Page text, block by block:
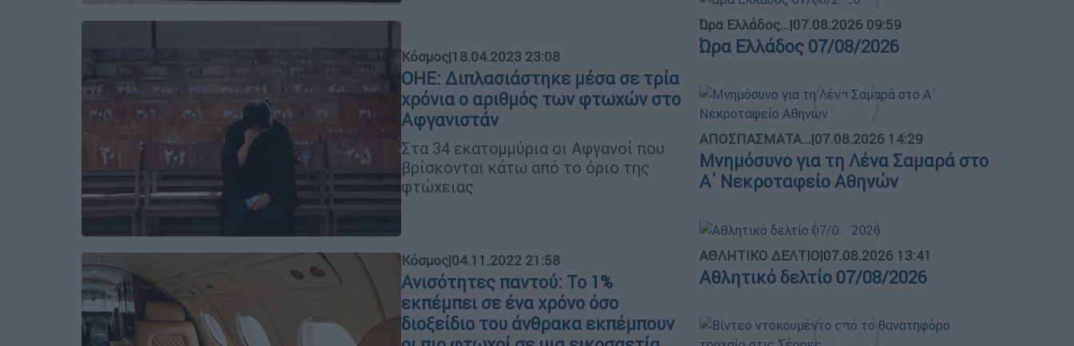
Κόσμος|18.04.2023 23:08
ΟΗΕ: Διπλασιάστηκε μέσα σε τρία
χρόνια ο αριθμός των φτωχών στο
Αφγανιστάν
Στα 34 εκατομμύρια οι Αφγανοί που
βρίσκονται κάτω από το όριο της
φτώχειας
Κόσμος|04.11.2022 21:58
Ανισότητες παντού: Το 1%
εκπέμπει σε ένα χρόνο όσο
διοξείδιο του άνθρακα εκπέμπουν
Ώρα Ελλάδος...|07.08.2026 09:59
Ώρα Ελλάδος 07/08/2026
ΑΠΟΣΠΑΣΜΑΤΑ...|07.08.2026 14:29
Μνημόσυνο για τη Λένα Σαμαρά στο
Α΄ Νεκροταφείο Αθηνών
ΑΘΛΗΤΙΚΟ ΔΕΛΤΙΟ|07.08.2026 13:41
Αθλητικό δελτίο 07/08/2026